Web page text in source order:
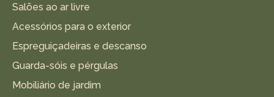
Salões ao ar livre
Acessórios para o exterior
Espreguiçadeiras e descanso
Guarda-sóis e pérgulas
Mobiliário de jardim